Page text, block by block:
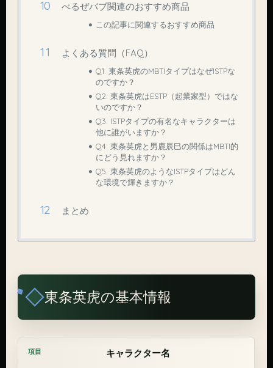
べるぜバブ関連のおすすめ商品
この記事に関連するおすすめ商品
よくある質問（FAQ）
Q1. 東条英虎のMBTIタイプはなぜISTPな
のですか？
Q2. 東条英虎はESTP（起業家型）ではな
いのですか？
Q3. ISTPタイプの有名なキャラクターは
他に誰がいますか？
Q4. 東条英虎と男鹿辰巳の関係はMBTI的
にどう見れますか？
Q5. 東条英虎のようなISTPタイプはどん
な環境で輝きますか？
まとめ
東条英虎の基本情報
キャラクター名